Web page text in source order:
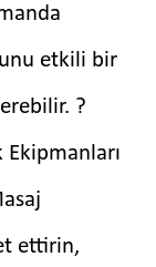
etkili bir
?
Ekipmanları
ettirin,